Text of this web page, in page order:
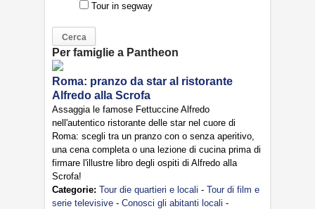
Tour in segway
Per famiglie a Pantheon
Roma: pranzo da star al ristorante
Alfredo alla Scrofa
Assaggia le famose Fettuccine Alfredo
nell'autentico ristorante delle star nel cuore di
Roma: scegli tra un pranzo con o senza aperitivo,
una cena completa o una lezione di cucina prima di
firmare l'illustre libro degli ospiti di Alfredo alla
Scrofa!
Categorie: Tour die quartieri e locali - Tour di film e
serie televisive - Conosci gli abitanti locali -